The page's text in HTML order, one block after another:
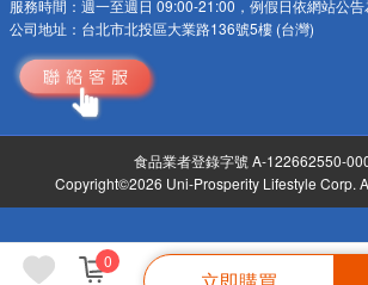
0
服務時間： 週一至週日 09:00-21:00，例假日依網站公告
公司地址： 台北市北投區大業路136號5樓 (台灣)
食品業者登錄字號 A-122662550-
Copyright©2026 Uni-Prosperity Lifestyle Corp.